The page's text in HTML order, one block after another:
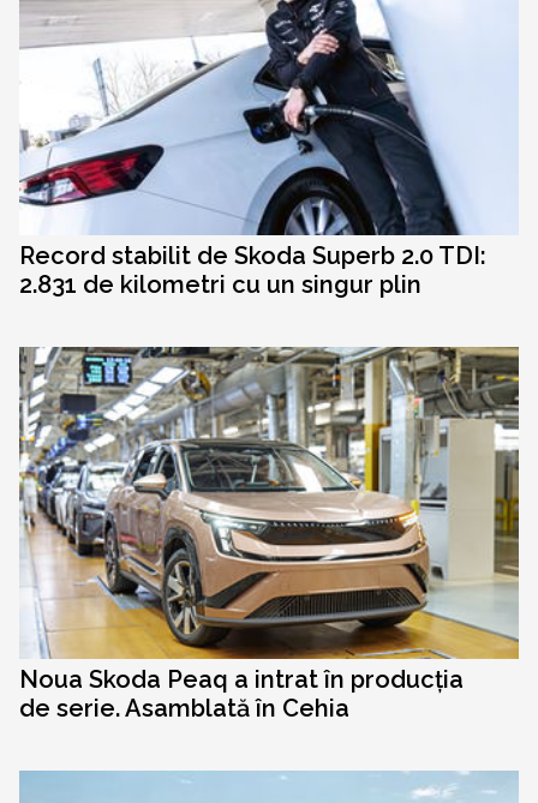
Record stabilit de Skoda Superb 2.0 TDI:
2.831 de kilometri cu un singur plin
Noua Skoda Peaq a intrat în producția
de serie. Asamblată în Cehia